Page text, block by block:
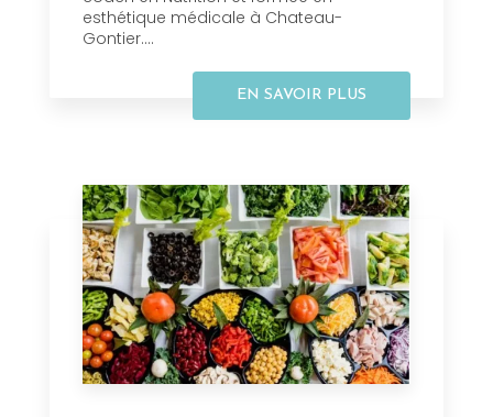
esthétique médicale à Chateau-
Gontier....
EN SAVOIR PLUS